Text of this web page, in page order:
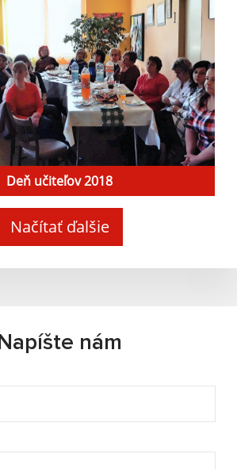
Deň učiteľov 2018
Načítať ďalšie
Napíšte nám